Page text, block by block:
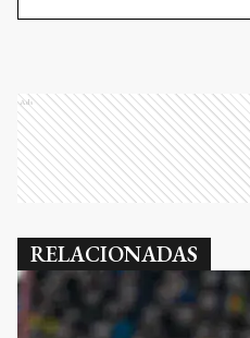
Ads
RELACIONADAS